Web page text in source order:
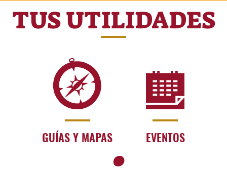
TUS UTILIDADES
GUÍAS Y MAPAS EVENTOS